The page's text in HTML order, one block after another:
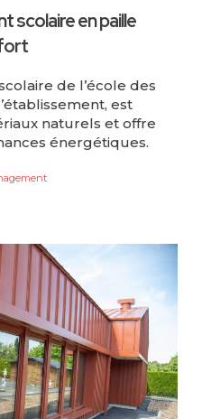
scolaire en paille
de l’école des
est
naturels et offre
énergétiques.